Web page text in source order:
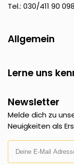
Tel.: 030/411 90 098
Allgemein
Lerne uns
Newsletter
Melde dich zu
Neuigkeiten als